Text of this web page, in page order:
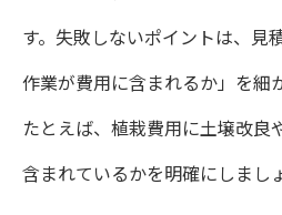
す。失敗しないポイントは、見
作業が費用に含まれるか」を細
たとえば、植栽費用に土壌改良
含まれているかを明確にしまし